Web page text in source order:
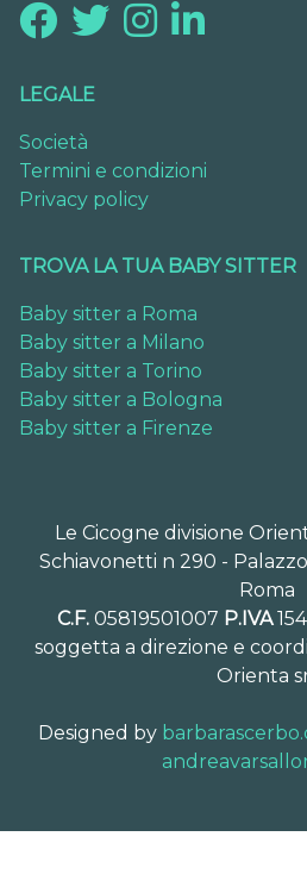
LEGALE
Società
Termini e condizioni
Privacy policy
TROVA LA TUA BABY SITTER
Baby sitter a Roma
Baby sitter a Milano
Baby sitter a Torino
Baby sitter a Bologna
Baby sitter a Firenze
Le Cicogne divisione
Schiavonetti n 290 -
Roma
C.F.05819501007 P.IVA
soggetta a direzione e
Orienta
Designed by